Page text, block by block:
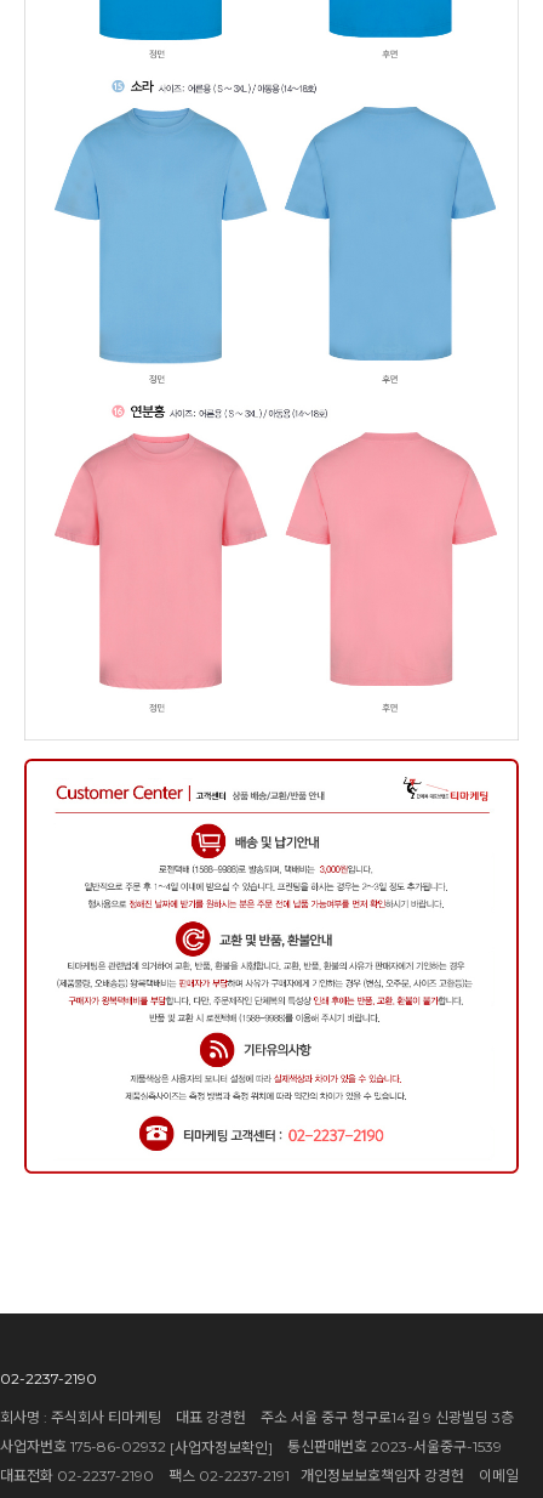
02-2237-2190
회사명 : 주식회사 티마케팅 대표 강경헌 주소 서울 중구 청구로14길 9 신광빌딩 3층
사업자번호 175-86-02932 [사업자정보확인] 통신판매번호 2023-서울중구-1539
대표전화 02-2237-2190 팩스 02-2237-2191 개인정보보호책임자 강경헌 이메일